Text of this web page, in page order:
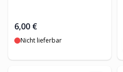
6,00 €
Nicht lieferbar